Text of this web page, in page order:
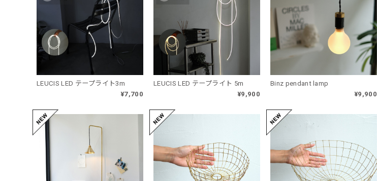
LEUCIS LED テープライト3m
¥7,700
LEUCIS LED テープライト 5m
¥9,900
Binz pendant lamp
¥9,900